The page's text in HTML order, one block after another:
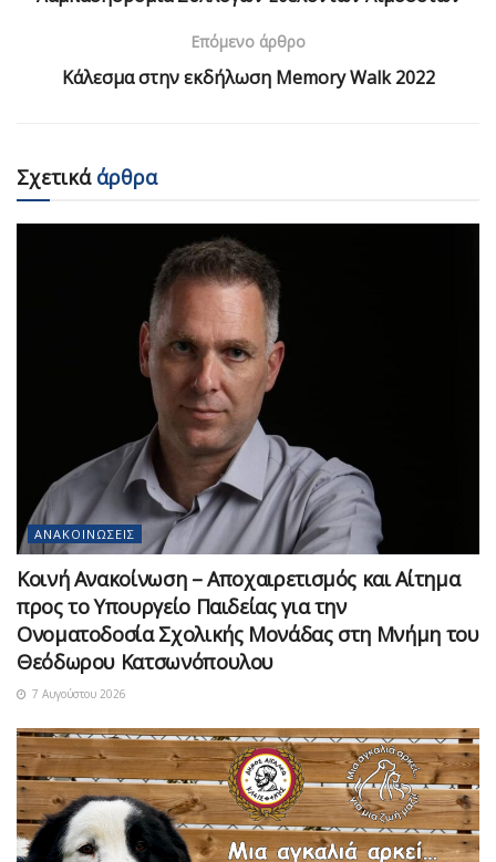
Επόμενο άρθρο
Κάλεσμα στην εκδήλωση Memory Walk 2022
Σχετικάάρθρα
ΑΝΑΚΟΙΝΏΣΕΙΣ
Κοινή Ανακοίνωση – Αποχαιρετισμός και Αίτημα
προς το Υπουργείο Παιδείας για την
Ονοματοδοσία Σχολικής Μονάδας στη Μνήμη του
Θεόδωρου Κατσωνόπουλου
7 Αυγούστου 2026